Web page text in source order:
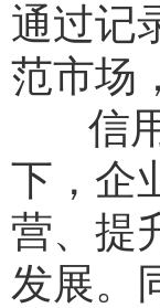
通过记
范市场
信用
下，企
营、提
发展。